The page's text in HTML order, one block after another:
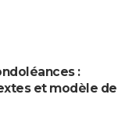
:
et modèle de